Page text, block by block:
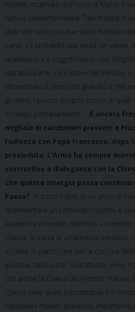
fedeltà, incarnata dall’Icona di Maria, è
cultura contemporanea. Tale fedeltà si
sfide che sono poi due valori fondanti il
parte, c’è la fedeltà alla verità, un valore
relativismo e il soggettivismo, con
dall’altra parte, c’è il valore del servizio,
dimenticato il senso del gratuito e che
gli ultimi, i piccoli: proprio coloro ai quali
si rivolge primariamente”. È ancora
migliaia di carabinieri presenti a
l’udienza con Papa Francesco, dopo
presieduta. L’Arma ha sempre
costruttivo e dialogante con la
che questa sinergia possa
Paese? “In poco meno di un anno di
sperimentare un profondo rispetto e
azione tra il mondo dell’Arma – il
Chiesa. Si tratta di un’alleanza
società, in particolare per la crescita
giustizia, della pace. Soprattutto, però,
che anche la Chiesa del mondo militare
Chiesa nella quale insostituibile è il
cappellani militari, ‘presenza importante